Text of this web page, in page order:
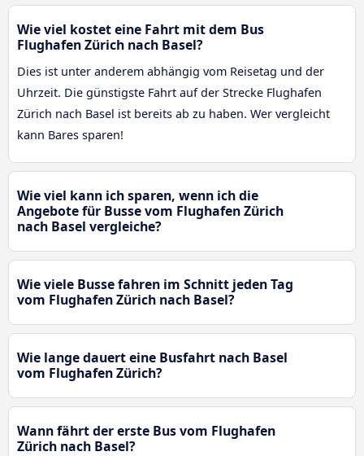
Wie viel kostet eine Fahrt mit dem Bus
Flughafen Zürich nach Basel?
Dies ist unter anderem abhängig vom Reisetag und der
Uhrzeit. Die günstigste Fahrt auf der Strecke Flughafen
Zürich nach Basel ist bereits ab zu haben. Wer vergleicht
kann Bares sparen!
Wie viel kann ich sparen, wenn ich die
Angebote für Busse vom Flughafen Zürich
nach Basel vergleiche?
Wie viele Busse fahren im Schnitt jeden Tag
vom Flughafen Zürich nach Basel?
Wie lange dauert eine Busfahrt nach Basel
vom Flughafen Zürich?
Wann fährt der erste Bus vom Flughafen
Zürich nach Basel?